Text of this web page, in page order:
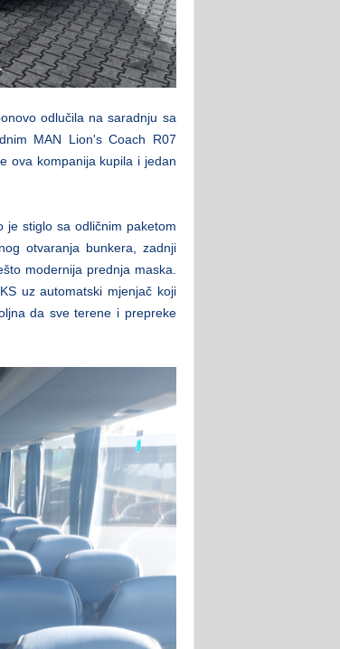
odlučila na saradnju sa
MAN Lion's Coach R07
ova kompanija kupila i jedan
je stiglo sa odličnim paketom
otvaranja bunkera, zadnji
modernija prednja maska.
uz automatski mjenjač koji
da sve terene i prepreke